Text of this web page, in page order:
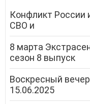
Конфликт России
СВО и
8 марта
сезон 8 выпуск
Воскресный
15.06.2025